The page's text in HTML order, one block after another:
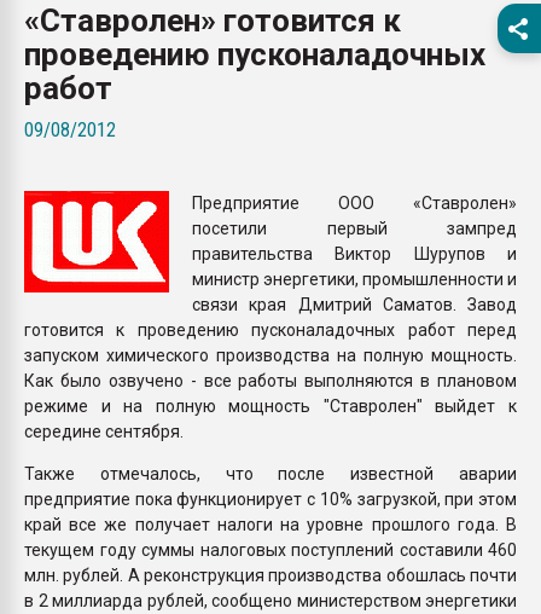
пластмасс
28.07.2026
ситуацией на
ПЕРЕЙТИ НА
«Ставролен» готовится к
проведению пусконаладочных
работ
09/08/2012
Предприятие ООО «Ставролен»
посетили первый зампред
правительства Виктор Шурупов и
министр энергетики, промышленности и
связи края Дмитрий Саматов. Завод
готовится к проведению пусконаладочных работ перед
запуском химического производства на полную мощность.
Как было озвучено - все работы выполняются в плановом
режиме и на полную мощность "Ставролен" выйдет к
середине сентября.
Также отмечалось, что после известной аварии
предприятие пока функционирует с 10% загрузкой, при этом
край все же получает налоги на уровне прошлого года. В
текущем году суммы налоговых поступлений составили 460
млн. рублей. А реконструкция производства обошлась почти
в 2 миллиарда рублей, сообщено министерством энергетики